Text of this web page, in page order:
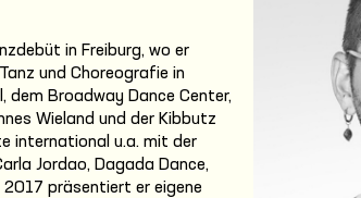
in Freiburg, wo er
und Choreografie in
dem Broadway Dance Center,
Wieland und der Kibbutz
international u.a. mit der
Jordao, Dagada Dance,
2017 präsentiert er eigene